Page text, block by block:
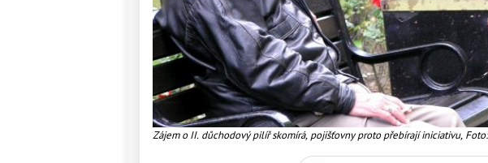
Zájem o II. důchodový pilíř skomírá, pojišťovny proto přebírají iniciativu,